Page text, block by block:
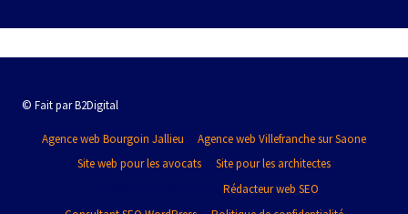
© Fait par B2Digital
Agence web Bourgoin Jallieu
Agence web Villefranche sur Saone
Site web pour les avocats
Site pour les architectes
Rédacteur web SEO